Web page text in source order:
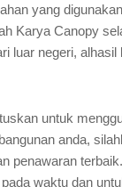
yang
Karya Canopy
luar negeri,
untuk
anda,
penawaran
waktu dan